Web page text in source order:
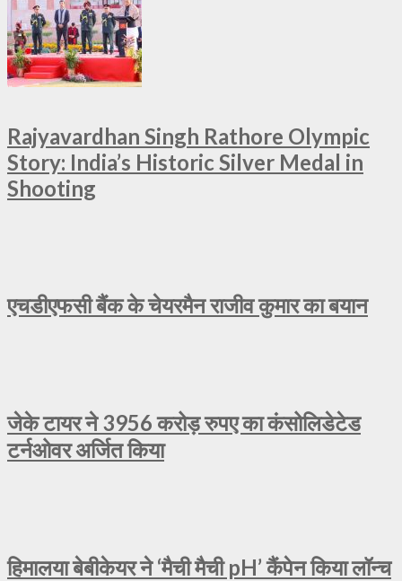
Rajyavardhan Singh Rathore Olympic
Story: India’s Historic Silver Medal in
Shooting
एचडीएफसी बैंक के चेयरमैन राजीव कुमार का बयान
जेके टायर ने 3956 करोड़ रुपए का कंसोलिडेटेड
टर्नओवर अर्जित किया
हिमालया बेबीकेयर ने ‘मैची मैची pH’ कैंपेन किया लॉन्च